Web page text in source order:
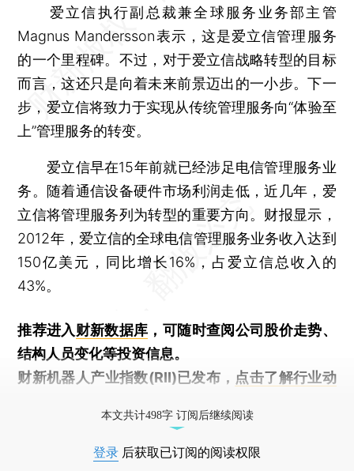
爱立信执行副总裁兼全球服务业务部主管
Magnus Mandersson表示，这是爱立信管理服务
的一个里程碑。不过，对于爱立信战略转型的目标
而言，这还只是向着未来前景迈出的一小步。下一
步，爱立信将致力于实现从传统管理服务向“体验至
上”管理服务的转变。
爱立信早在15年前就已经涉足电信管理服务业
务。随着通信设备硬件市场利润走低，近几年，爱
立信将管理服务列为转型的重要方向。财报显示，
2012年，爱立信的全球电信管理服务业务收入达到
150亿美元，同比增长16%，占爱立信总收入的
43%。
推荐进入财新数据库 ，可随时查阅公司股价走势、
结构人员变化等投资信息。
财新机器人产业指数(RII)已发布， 点击了解行业动
本文共计498字 订阅后继续阅读
登录 后获取已订阅的阅读权限